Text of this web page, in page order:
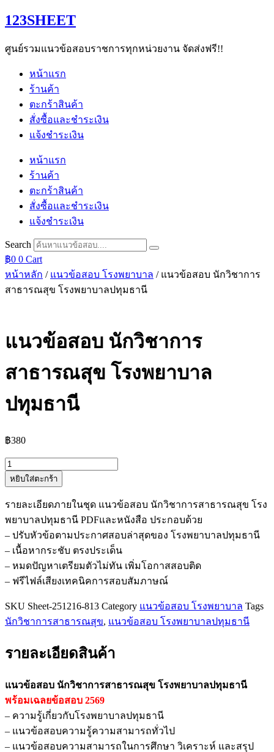
Skip
to
123SHEET
ศูนย์รวมแนวข้อสอบราชการทุกหน่วยงาน จัดส่งฟรี!!
หน้าแรก
ร้านค้า
ตะกร้าสินค้า
สั่งซื้อและชำระเงิน
แจ้งชำระเงิน
หน้าแรก
ร้านค้า
ตะกร้าสินค้า
สั่งซื้อและชำระเงิน
แจ้งชำระเงิน
Search
฿0 0 Cart
หน้าหลัก / แนวข้อสอบ โรงพยาบาล / แนวข้อสอบ นักวิชาการ
สาธารณสุข โรงพยาบาลปทุมธานี
แนวข้อสอบ นักวิชาการ
สาธารณสุข โรงพยาบาล
ปทุมธานี
฿380
จำนวน
แนว
นัก
วิชาการ
สาธารณสุข
โรง
พยาบาล
ปทุมธานี
ชิ้น
หยิบใส่ตะกร้า
รายละเอียดภายในชุด แนวข้อสอบ นักวิชาการสาธารณสุข โรง
พยาบาลปทุมธานี PDFและหนังสือ ประกอบด้วย
– ปรับหัวข้อตามประกาศสอบล่าสุดของ โรงพยาบาลปทุมธานี
– เนื้อหากระชับ ตรงประเด็น
– หมดปัญหาเตรียมตัวไม่ทัน เพิ่มโอกาสสอบติด
– ฟรีไฟล์เสียงเทคนิคการสอบสัมภาษณ์
SKU Sheet-251216-813 Category แนวข้อสอบ โรงพยาบาล Tags
นักวิชาการสาธารณสุข, แนวข้อสอบ โรงพยาบาลปทุมธานี
รายละเอียดสินค้า
แนวข้อสอบ นักวิชาการสาธารณสุข โรงพยาบาลปทุมธานี
พร้อมเฉลยข้อสอบ 2569
– ความรู้เกี่ยวกับโรงพยาบาลปทุมธานี
– แนวข้อสอบความรู้ความสามารถทั่วไป
– แนวข้อสอบความสามารถในการศึกษา วิเคราะห์ และสรุป